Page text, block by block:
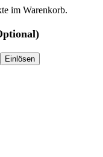
im Warenkorb.